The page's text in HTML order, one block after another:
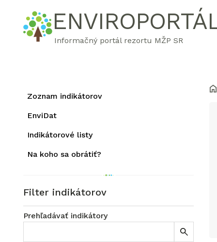
Informačný portál rezortu MŽP SR
Zoznam indikátorov
EnviDat
Indikátorové listy
Na koho sa obrátiť?
Filter indikátorov
Prehľadávať indikátory